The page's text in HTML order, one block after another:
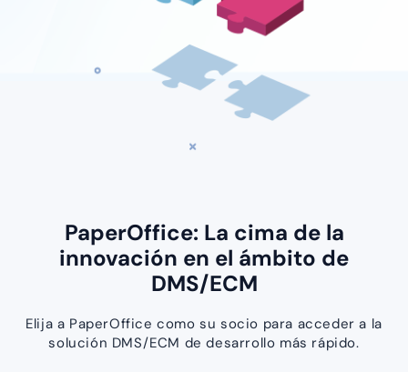
PaperOffice: La cima de la
innovación en el ámbito de
DMS/ECM
Elija a PaperOffice como su socio para acceder a la
solución DMS/ECM de desarrollo más rápido.